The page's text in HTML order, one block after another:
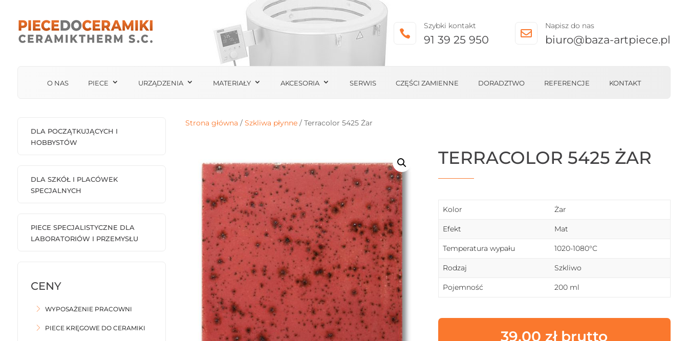

Szybki kontakt
91 39 25 950 
Napisz do nas
biuro@baza-artpiece.pl
O NAS PIECE URZĄDZENIA MATERIAŁY AKCESORIA SERWIS CZĘŚCI ZAMIENNE DORADZTWO REFERENCJE KONTAKT
DLA POCZĄTKUJĄCYCH I
HOBBYSTÓW
DLA SZKÓŁ I PLACÓWEK
SPECJALNYCH
PIECE SPECJALISTYCZNE DLA
LABORATORIÓW I PRZEMYSŁU
WYPOSAŻENIE PRACOWNI
PIECE KRĘGOWE DO CERAMIKI
Strona główna /Szkliwa płynne / Terracolor 5425 Żar
TERRACOLOR 5425 ŻAR
Kolor Żar
Efekt Mat
Temperatura wypału 1020-1080°C
Rodzaj Szkliwo
Pojemność 200 ml
39,00 zł